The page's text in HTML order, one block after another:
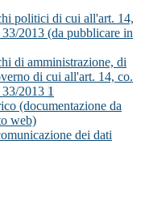
politici di cui all'art. 14,
2013 (da pubblicare in
di amministrazione, di
di cui all'art. 14, co.
2013 1
(documentazione da
web)
dei dati